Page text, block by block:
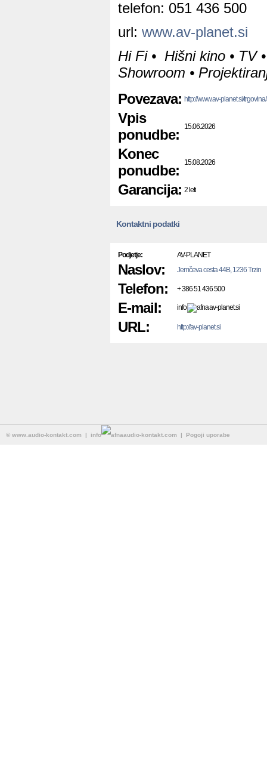
telefon: 051 436 500
url: www.av-planet.si
Hi Fi • Hišni kino • TV
Showroom •
Povezava: http://www.av-planet.si/
Vpis
ponudbe:
15.06.2026
Konec
ponudbe:
15.08.2026
Garancija: 2 leti
Kontaktni podatki
Podjetje: AV-PLANET
Naslov: Jemčeva cesta 44B, 1236 Trzin
Telefon: + 386 51 436 500
E-mail: info av-planet.si
URL: http://av-planet.si
© www.audio-kontakt.com | info audio-kontakt.com | Pogoji uporabe